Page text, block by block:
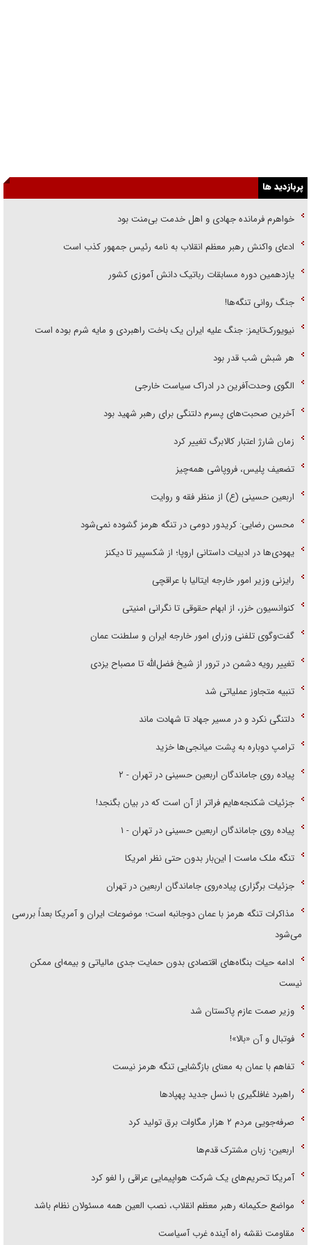
پربازدید ها
خواهرم فرمانده جهادی و اهل خدمت بی‌منت بود
ادعای واکنش رهبر معظم انقلاب به نامه رئیس جمهور کذب است
یازدهمین دوره مسابقات رباتیک دانش آموزی کشور
جنگ روانی تنگه‌ها!
نیویورک‌تایمز: جنگ علیه ایران یک باخت راهبردی و مایه شرم بوده است
هر شبش شب قدر بود
الگوی وحدت‌آفرین در ادراک سیاست خارجی
آخرین صحبت‌های پسرم دلتنگی برای رهبر شهید بود
زمان شارژ اعتبار کالابرگ تغییر کرد
تضعیف پلیس، فروپاشی همه‌چیز
اربعین حسینی (ع) از منظر فقه و روایت
محسن رضایی: کریدور دومی در تنگه هرمز گشوده نمی‌شود
یهودی‌ها در ادبیات داستانی اروپا؛ از شکسپیر تا دیکنز
رایزنی وزیر امور خارجه ایتالیا با عراقچی
کنوانسیون خزر، از ابهام حقوقی تا نگرانی امنیتی
گفت‌وگوی تلفنی وزرای امور خارجه ایران و سلطنت عمان
تغییر رویه دشمن در ترور از شیخ فضل‌الله تا مصباح یزدی
تنبیه متجاوز عملیاتی شد
دلتنگی نکرد و در مسیر جهاد تا شهادت ماند
ترامپ دوباره به پشت میانجی‌ها خزید
پیاده روی جاماندگان اربعین حسینی در تهران - ۲
جزئیات شکنجه‌هایم فراتر از آن است که در بیان بگنجد!
پیاده روی جاماندگان اربعین حسینی در تهران - ۱
تنگه ملک ماست | این‌بار بدون حتی نظر امریکا
جزئیات برگزاری پیاده‌روی جاماندگان اربعین در تهران
مذاکرات تنگه هرمز با عمان دوجانبه است؛ موضوعات ایران و آمریکا بعداً بررسی
می‌شود
ادامه حیات بنگاه‌های اقتصادی بدون حمایت جدی مالیاتی و بیمه‌ای ممکن
نیست
وزیر صمت عازم پاکستان شد
فوتبال و آن «بالا»!
تفاهم با عمان به معنای بازگشایی تنگه هرمز نیست
راهبرد غافلگیری با نسل جدید پهپاد‌ها
صرفه‌جویی مردم ۲ هزار مگاوات برق تولید کرد
اربعین؛ زبان مشترک قدم‌ها
آمریکا تحریم‌های یک شرکت هواپیمایی عراقی را لغو کرد
مواضع حکیمانه رهبر معظم انقلاب، نصب العین همه مسئولان نظام باشد
مقاومت نقشه راه آینده غرب آسیاست